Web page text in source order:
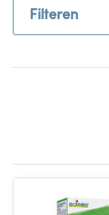
Filteren